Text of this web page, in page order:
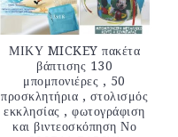
ΜΙΚΥ MICKEY πακέτα
βάπτισης 130
μπομπονιέρες , 50
προσκλητήρια , στολισμός
εκκλησίας , φωτογράφιση
και βιντεοσκόπηση Νο